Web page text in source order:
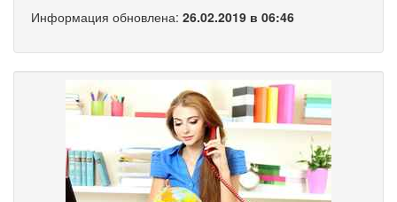
Информация обновлена: 26.02.2019 в 06:46